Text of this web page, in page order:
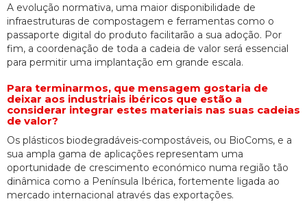
A evolução normativa, uma maior disponibilidade de
infraestruturas de compostagem e ferramentas como o
passaporte digital do produto facilitarão a sua adoção. Por
fim, a coordenação de toda a cadeia de valor será essencial
para permitir uma implantação em grande escala.
Para terminarmos, que mensagem gostaria de
deixar aos industriais ibéricos que estão a
considerar integrar estes materiais nas suas cadeias
de valor?
Os plásticos biodegradáveis-compostáveis, ou BioComs, e a
sua ampla gama de aplicações representam uma
oportunidade de crescimento económico numa região tão
dinâmica como a Península Ibérica, fortemente ligada ao
mercado internacional através das exportações.